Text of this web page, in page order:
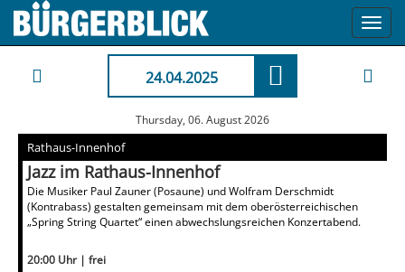
24.04.2025
Thursday, 06. August 2026
Rathaus-Innenhof
Jazz im Rathaus-Innenhof
Die Musiker Paul Zauner (Posaune) und Wolfram Derschmidt
(Kontrabass) gestalten gemeinsam mit dem oberösterreichischen
„Spring String Quartet“ einen abwechslungsreichen Konzertabend.
20:00 Uhr | frei